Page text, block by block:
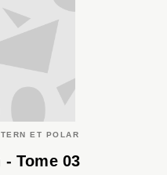
ET POLAR
- Tome 03